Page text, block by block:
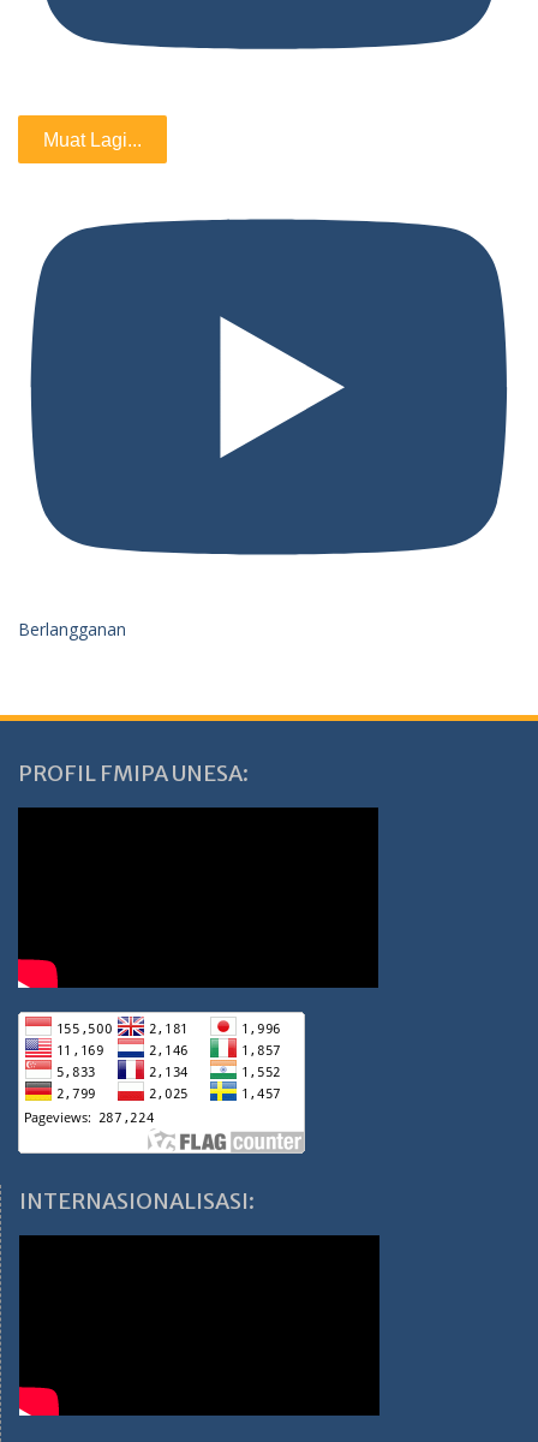
Muat Lagi...
Berlangganan
PROFIL FMIPA UNESA:
INTERNASIONALISASI: